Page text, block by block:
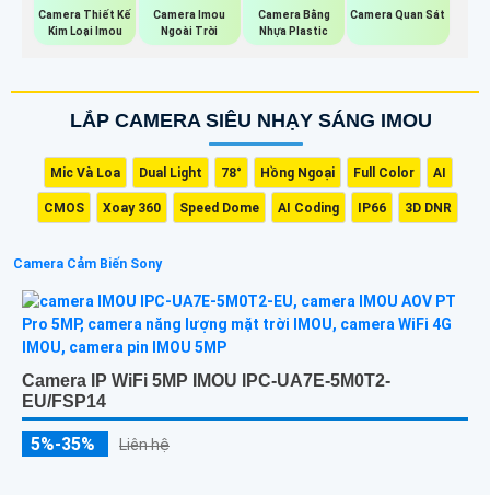
Camera Thiết Kế
Kim Loại Imou
Camera Imou
Ngoài Trời
Camera Bằng
Nhựa Plastic
Camera Quan Sát
LẮP CAMERA SIÊU NHẠY SÁNG IMOU
Mic Và Loa Dual Light 78° Hồng Ngoại Full Color AI
CMOS Xoay 360 Speed Dome AI Coding IP66 3D DNR
Camera Cảm Biến Sony
Camera IP WiFi 5MP IMOU IPC-UA7E-5M0T2-
EU/FSP14
5%-35% Liên hệ